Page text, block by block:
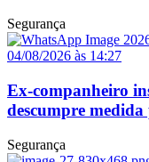
Segurança
04/08/2026 às 14:27
Ex-companheiro
descumpre
Segurança